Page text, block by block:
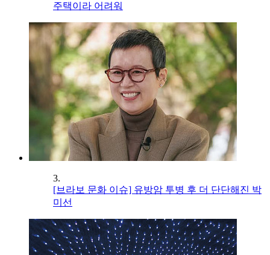
주택이라 어려워
3.
[브라보 문화 이슈] 유방암 투병 후 더 단단해진 박
미선